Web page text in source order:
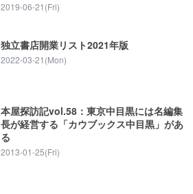
2019-06-21(Fri)
独立書店開業リスト2021年版
2022-03-21(Mon)
本屋探訪記vol.58：東京中目黒には名編集
長が経営する「カウブックス中目黒」があ
る
2013-01-25(Fri)